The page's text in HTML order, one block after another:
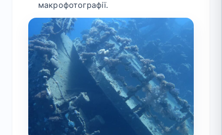
макрофотографії.